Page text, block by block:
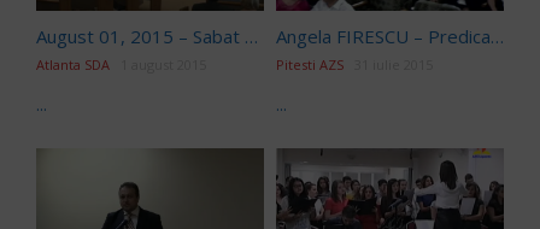
August 01, 2015 – Sabat dimineata – Daniel Serban – "Imigranti"
Atlanta SDA
...
Angela FIRESCU – Predica Vineri Seara 720P
Pitesti AZS
...